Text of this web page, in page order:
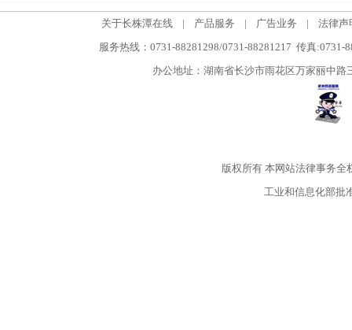
关于长株潭在线 | 产品服务 | 广告业务 |
法律声
服务热线：0731-88281298/0731-88281217 传真:0731-
办公地址：湖南省长沙市雨花区万家丽中
版权所有本网站法律事务全
工业和信息化部批